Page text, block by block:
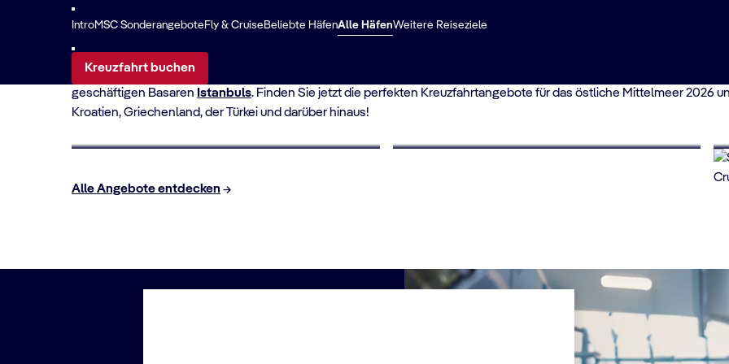
IntroMSC Sonderangebote Fly & Cruise Beliebte HäfenAlle HäfenWeitere Reiseziele
Kreuzfahrt buchen
Kreuzfahrtangebote
Stellen Sie sich vor, Sie schlendern durch die lebhaften Straßen von Dubrovnik, erkunden die sagenumwobenen Ruinen
geschäftigen Basaren Istanbuls. Finden Sie jetzt die perfekten Kreuzfahrtangebote für das östliche Mittelmeer 2026
Kroatien, Griechenland, der Türkei und darüber hinaus!
FLY & CRUISE
Alle Angebote entdecken